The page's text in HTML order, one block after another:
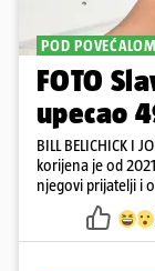
POD
FOTO
upecao
BILL BELICHICK I
korijena je od
njegovi prijatelji i
kontrolira